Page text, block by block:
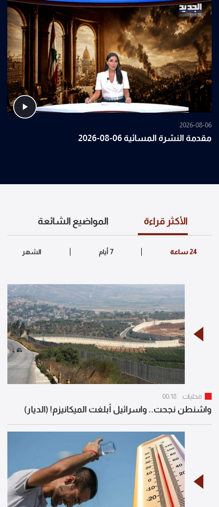
2026-08-06
مقدمة النشرة المسائية 06-08-2026
الأكثر قراءة المواضيع الشائعة
محليات 00:18
واشنطن نجحت.. واسرائيل أبلغت الميكانيزم! (الديار)